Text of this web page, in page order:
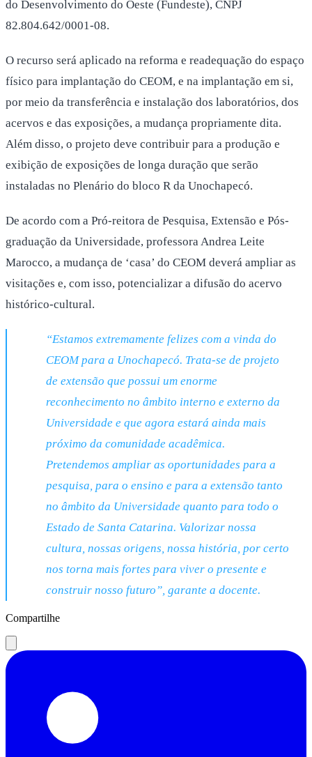
do Desenvolvimento do Oeste (Fundeste), CNPJ
82.804.642/0001-08.
O recurso será aplicado na reforma e readequação do espaço
físico para implantação do CEOM, e na implantação em si,
por meio da transferência e instalação dos laboratórios, dos
acervos e das exposições, a mudança propriamente dita.
Além disso, o projeto deve contribuir para a produção e
exibição de exposições de longa duração que serão
instaladas no Plenário do bloco R da Unochapecó.
De acordo com a Pró-reitora de Pesquisa, Extensão e Pós-
graduação da Universidade, professora Andrea Leite
Marocco, a mudança de ‘casa’ do CEOM deverá ampliar as
visitações e, com isso, potencializar a difusão do acervo
histórico-cultural.
“Estamos extremamente felizes com a vinda do
CEOM para a Unochapecó. Trata-se de projeto
de extensão que possui um enorme
reconhecimento no âmbito interno e externo da
Universidade e que agora estará ainda mais
próximo da comunidade acadêmica.
Pretendemos ampliar as oportunidades para a
pesquisa, para o ensino e para a extensão tanto
no âmbito da Universidade quanto para todo o
Estado de Santa Catarina. Valorizar nossa
cultura, nossas origens, nossa história, por certo
nos torna mais fortes para viver o presente e
construir nosso futuro”, garante a docente.
Compartilhe